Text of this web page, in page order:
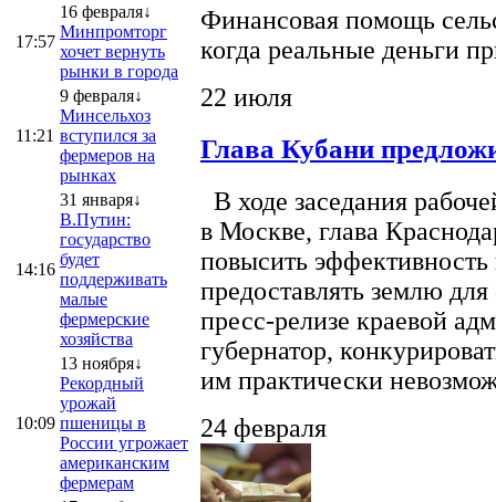
17:57
16 февраля↓
Минпромторг
хочет вернуть
рынки в города
11:21
9 февраля↓
Минсельхоз
вступился за
фермеров на
рынках
14:16
31 января↓
В.Путин:
государство
будет
поддерживать
малые
фермерские
хозяйства
10:09
13 ноября↓
Рекордный
урожай
пшеницы в
России угрожает
американским
фермерам
Финансовая помощь
когда реальные деньги
22 июля
Глава Кубани
В ходе заседания
в Москве, глава
повысить эффективность
предоставлять землю
пресс-релизе краевой
губернатор,
им практически
24 февраля